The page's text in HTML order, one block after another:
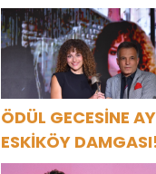
ÖDÜL GECESİNE
ESKİKÖY